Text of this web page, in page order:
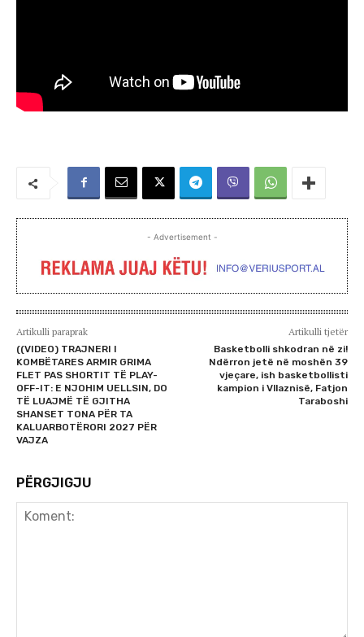
- Advertisement -
Artikulli paraprak
((VIDEO) TRAJNERI I
KOMBËTARES ARMIR GRIMA
FLET PAS SHORTIT TË PLAY-
OFF-IT: E NJOHIM UELLSIN, DO
TË LUAJMË TË GJITHA
SHANSET TONA PËR TA
KALUARBOTËRORI 2027 PËR
VAJZA
Artikulli tjetër
Basketbolli shkodran në zi!
Ndërron jetë në moshën 39
vjeçare, ish basketbollisti
kampion i Vllaznisë, Fatjon
Taraboshi
PËRGJIGJU